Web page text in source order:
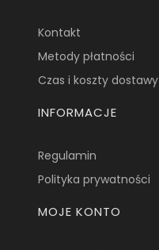
Kontakt
Metody płatności
Czas i koszty dostawy
INFORMACJE
Regulamin
Polityka prywatności
MOJE KONTO